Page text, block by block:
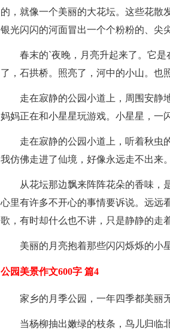
的，就像一个美丽的大花坛。这些花散
银光闪闪的河面冒出一个个粉粉的、尖
春末的`夜晚，月亮升起来了。它
了，石拱桥。照亮了，河中的小山。也
走在寂静的公园小道上，周围安静
妈妈正在和小星星玩游戏。小星星，一
走在寂静的公园小道上，听着秋虫
我仿佛走进了仙境，好像永远走不出来。
从花坛那边飘来阵阵花朵的香味
心里有许多不开心的事情要诉说。远远
歌，有时却什么也不讲，只是静静的
美丽的月亮抱着那些闪闪烁烁的小
公园美景作文600字 篇4
家乡的月季公园，一年四季都美丽
当杨柳抽出嫩绿的枝条，鸟儿归临